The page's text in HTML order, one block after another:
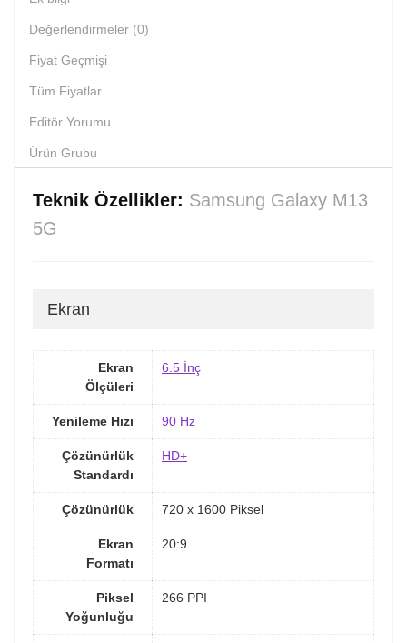
Değerlendirmeler (0)
Fiyat Geçmişi
Tüm Fiyatlar
Editör Yorumu
Ürün Grubu
Teknik Özellikler: Samsung Galaxy M13
5G
Ekran
Ekran
Ölçüleri
6.5 İnç
Yenileme Hızı 90 Hz
Çözünürlük
Standardı
HD+
Çözünürlük 720 x 1600 Piksel
Ekran
Formatı
20:9
Piksel
Yoğunluğu
266 PPI